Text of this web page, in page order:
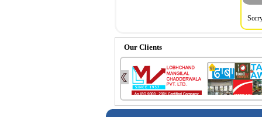
Our Clients